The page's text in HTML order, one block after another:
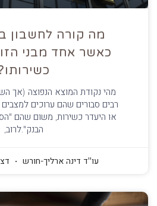
מה קורה לחשבון
כאשר אחד מבני
מהי נקודת המוצא הנפוצה (אך
רבים סבורים שהם ערוכים למצבים
או היעדר כשירות, משום שהם
הבנק".לרוב,
עו''ד דינה ארליך-חורש